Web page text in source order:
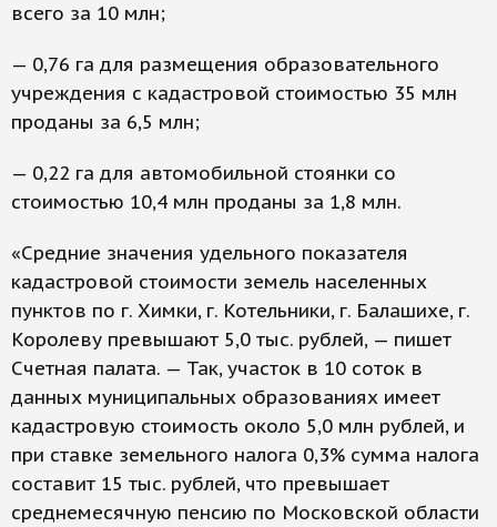
всего за 10 млн;
— 0,76 га для размещения образовательного
учреждения с кадастровой стоимостью 35 млн
проданы за 6,5 млн;
— 0,22 га для автомобильной стоянки со
стоимостью 10,4 млн проданы за 1,8 млн.
«Средние значения удельного показателя
кадастровой стоимости земель населенных
пунктов по г. Химки, г. Котельники, г. Балашихе, г.
Королеву превышают 5,0 тыс. рублей, — пишет
Счетная палата. — Так, участок в 10 соток в
данных муниципальных образованиях имеет
кадастровую стоимость около 5,0 млн рублей, и
при ставке земельного налога 0,3% сумма налога
составит 15 тыс. рублей, что превышает
среднемесячную пенсию по Московской области